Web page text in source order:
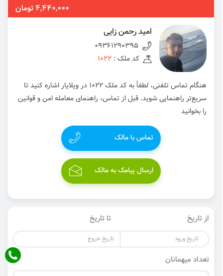
4,440,000 تومان
امید رحمن زایی
09361290395
کد ملک : 1022
هنگام تماس تلفنی، لطفاً به کد ملک 1022 در ویلایار اشاره کنید تا
سریع‌تر راهنمایی شوید. قبل از تماس، راهنمای معامله امن و قوانین
را بخوانید
تماس با مالک
ارسال پیامک به مالک
از تاریخ تا تاریخ
تعداد میهمانان